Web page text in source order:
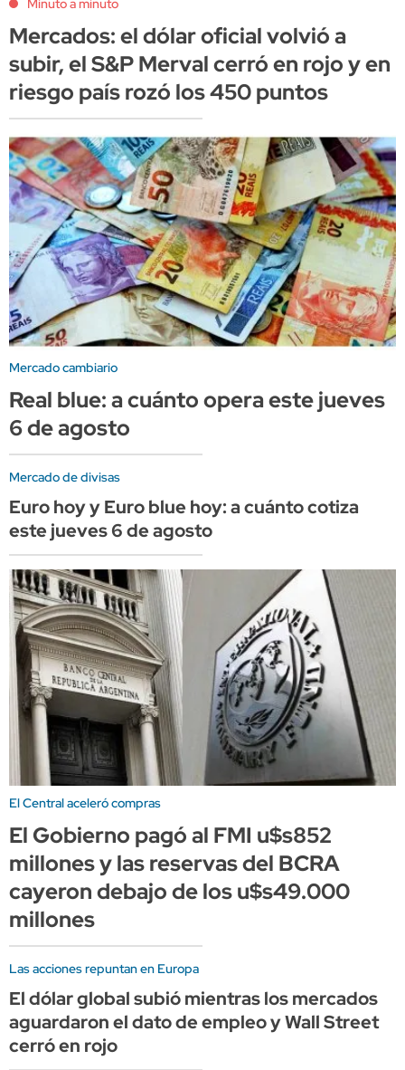
Minuto a minuto
Mercados: el dólar oficial volvió a
subir, el S&P Merval cerró en rojo y en
riesgo país rozó los 450 puntos
Mercado cambiario
Real blue: a cuánto opera este jueves
6 de agosto
Mercado de divisas
Euro hoy y Euro blue hoy: a cuánto cotiza
este jueves 6 de agosto
El Central aceleró compras
El Gobierno pagó al FMI u$s852
millones y las reservas del BCRA
cayeron debajo de los u$s49.000
millones
Las acciones repuntan en Europa
El dólar global subió mientras los mercados
aguardaron el dato de empleo y Wall Street
cerró en rojo